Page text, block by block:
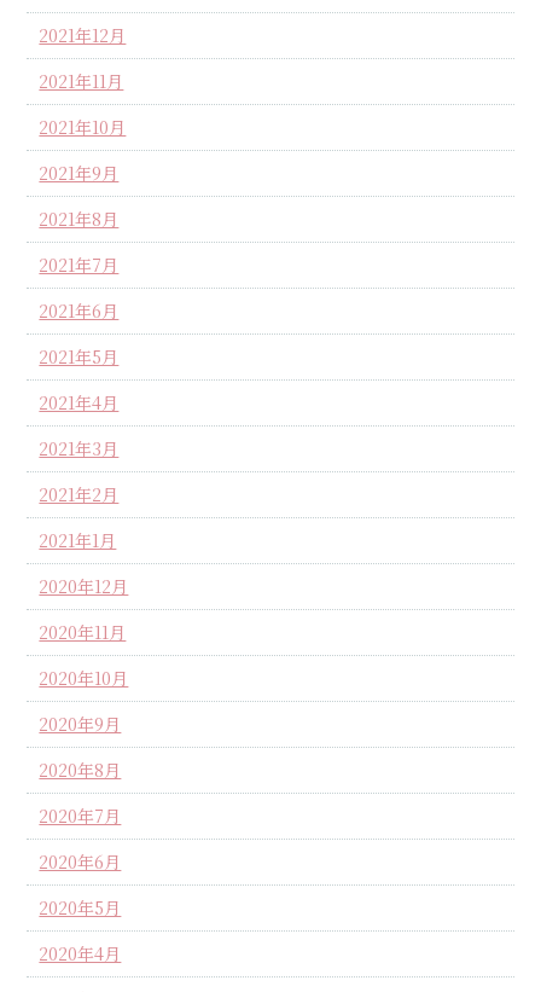
2021年12月
2021年11月
2021年10月
2021年9月
2021年8月
2021年7月
2021年6月
2021年5月
2021年4月
2021年3月
2021年2月
2021年1月
2020年12月
2020年11月
2020年10月
2020年9月
2020年8月
2020年7月
2020年6月
2020年5月
2020年4月